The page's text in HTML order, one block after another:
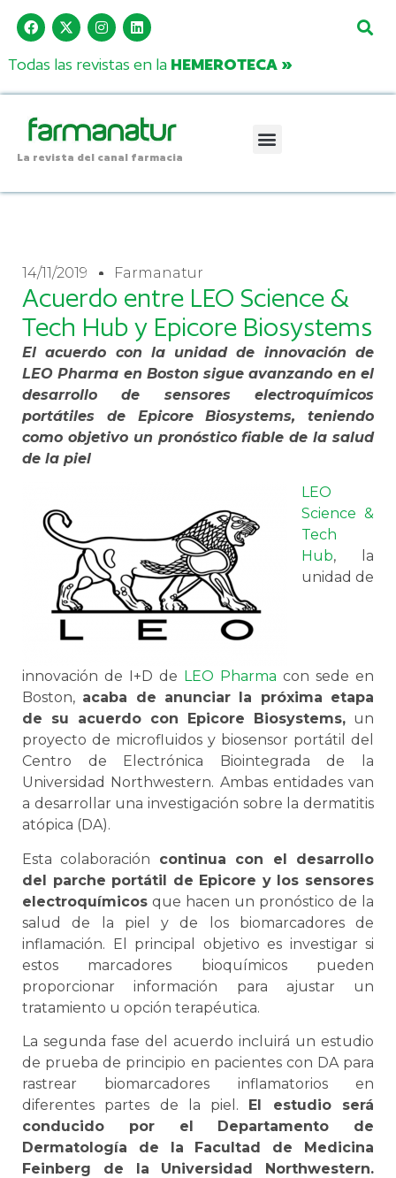
Todas las revistas en la HEMEROTECA »
La revista del canal farmacia
14/11/2019 Farmanatur
Acuerdo entre LEO Science &
Tech Hub y Epicore Biosystems
El acuerdo con la unidad de innovación de
LEO Pharma en Boston sigue avanzando en el
desarrollo de sensores electroquímicos
portátiles de Epicore Biosystems, teniendo
como objetivo un pronóstico fiable de la salud
de la piel
LEO
Science &
Tech
Hub, la
unidad de
innovación de I+D de LEO Pharma con sede en
Boston, acaba de anunciar la próxima etapa
de su acuerdo con Epicore Biosystems, un
proyecto de microfluidos y biosensor portátil del
Centro de Electrónica Biointegrada de la
Universidad Northwestern. Ambas entidades van
a desarrollar una investigación sobre la dermatitis
atópica (DA).
Esta colaboración continua con el desarrollo
del parche portátil de Epicore y los sensores
electroquímicos que hacen un pronóstico de la
salud de la piel y de los biomarcadores de
inflamación. El principal objetivo es investigar si
estos marcadores bioquímicos pueden
proporcionar información para ajustar un
tratamiento u opción terapéutica.
La segunda fase del acuerdo incluirá un estudio
de prueba de principio en pacientes con DA para
rastrear biomarcadores inflamatorios en
diferentes partes de la piel. El estudio será
conducido por el Departamento de
Dermatología de la Facultad de Medicina
Feinberg de la Universidad Northwestern.